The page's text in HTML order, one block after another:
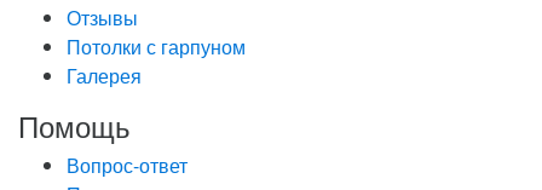
Отзывы
Потолки с гарпуном
Галерея
Помощь
Вопрос-ответ